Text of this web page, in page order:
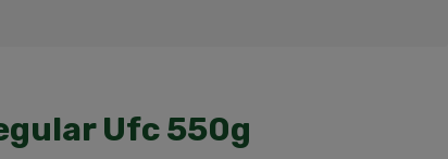
Ufc 550g